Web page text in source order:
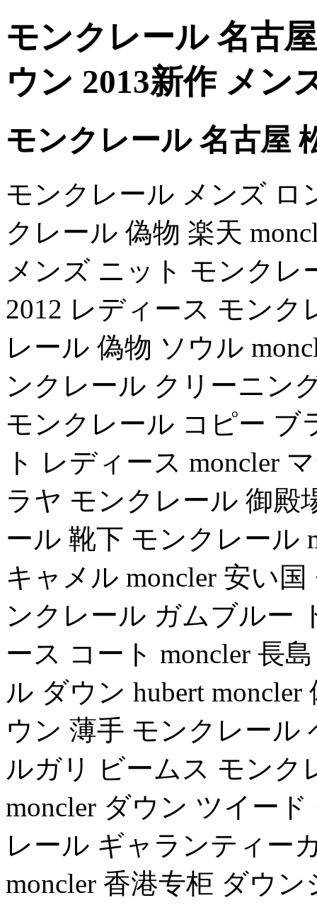
モンクレール 名古
ウン 2013新作 メン
モンクレール 名古屋
モンクレール メンズ ロ
クレール 偽物 楽天
メンズ ニット モンクレ
2012 レディース モン
レール 偽物 ソウル
ンクレール クリーニン
モンクレール コピー ブ
ト レディース moncler
ラヤ モンクレール 御殿
ール 靴下 モンクレール
キャメル moncler 安い
ンクレール ガムブルー
ース コート moncler 長
ル ダウン hubert
ウン 薄手 モンクレール
ルガリ ビームス モンク
moncler ダウン ツイー
レール ギャランティー
moncler 香港专柜 ダウ